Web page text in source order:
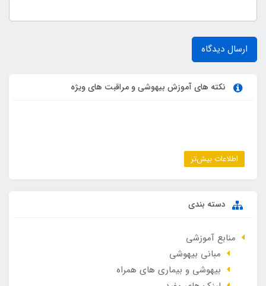
ارسال دیدگاه
نکته های آموزش بیهوشی و مراقبت های ویژه
اطلاعات بیش‌تر
دسته بندی
منابع آموزشی
مبانی بیهوشی
بیهوشی و بیماری های همراه